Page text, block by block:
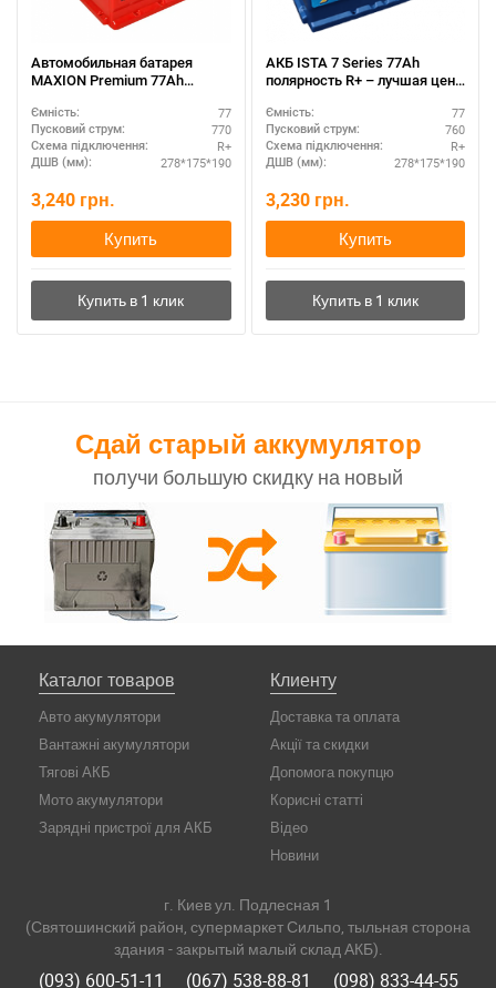
Автомобильная батарея
MAXION Premium 77Ah
пластины
Ємність: 77
Пусковий струм: 770
Схема підключення: R+
ДШВ (мм): 278*175*190
3,240 грн.
Купить
АКБ ISTA 7 Series 77Ah
полярность R+ – лучшая цена
Ємність: 77
Пусковий струм: 760
Схема підключення: R+
ДШВ (мм): 278*175*190
3,230 грн.
Купить
Сдай старый аккумулятор
получи большую скидку на новый
Каталог товаров
Авто акумулятори
Вантажні акумулятори
Тягові АКБ
Мото акумулятори
Зарядні пристрої для АКБ
Клиенту
Доставка та оплата
Акції та скидки
Допомога покупцю
Корисні статті
Відео
Новини
г. Киев ул. Подлесная 1
(Святошинский район, супермаркет Сильпо, тыльная сторона
здания - закрытый малый склад АКБ).
(093) 600-51-11 (067) 538-88-81 (098) 833-44-55